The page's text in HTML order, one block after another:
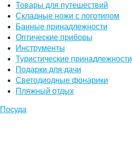
Товары для путешествий
Складные ножи с логотипом
Банные принадлежности
Оптические приборы
Инструменты
Туристические принадлежности
Подарки для дачи
Светодиодные фонарики
Пляжный отдых
Посуда